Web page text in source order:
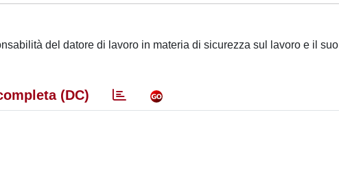
del datore di lavoro in materia di sicurezza sul lavoro e il suo
(DC)